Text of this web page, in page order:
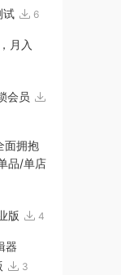
试 6
月入
会员
面拥抱
品/单店
版 4
器
3